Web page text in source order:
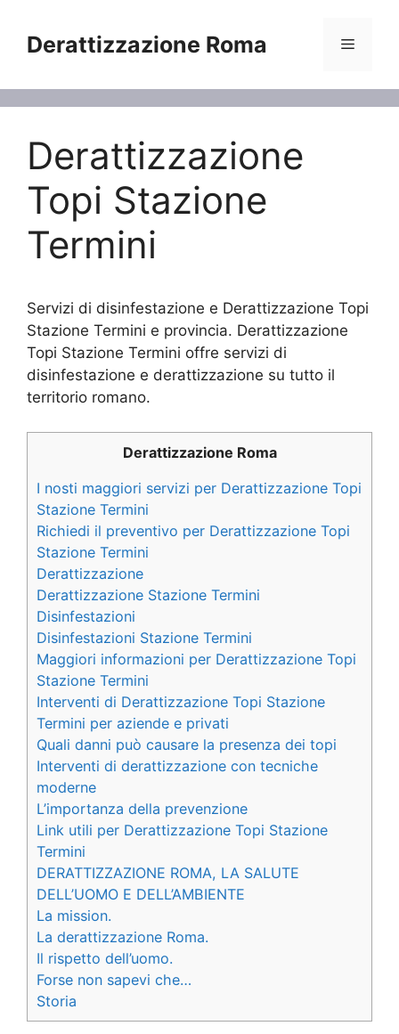
contenuto
Derattizzazione Roma Menu
Derattizzazione
Topi Stazione
Termini
Servizi di disinfestazione e Derattizzazione Topi
Stazione Termini e provincia. Derattizzazione
Topi Stazione Termini offre servizi di
disinfestazione e derattizzazione su tutto il
territorio romano.
Derattizzazione Roma
I nosti maggiori servizi per Derattizzazione Topi
Stazione Termini
Richiedi il preventivo per Derattizzazione Topi
Stazione Termini
Derattizzazione
Derattizzazione Stazione Termini
Disinfestazioni
Disinfestazioni Stazione Termini
Maggiori informazioni per Derattizzazione Topi
Stazione Termini
Interventi di Derattizzazione Topi Stazione
Termini per aziende e privati
Quali danni può causare la presenza dei topi
Interventi di derattizzazione con tecniche
moderne
L’importanza della prevenzione
Link utili per Derattizzazione Topi Stazione
Termini
DERATTIZZAZIONE ROMA, LA SALUTE
DELL’UOMO E DELL’AMBIENTE
La mission.
La derattizzazione Roma.
Il rispetto dell’uomo.
Forse non sapevi che…
Storia